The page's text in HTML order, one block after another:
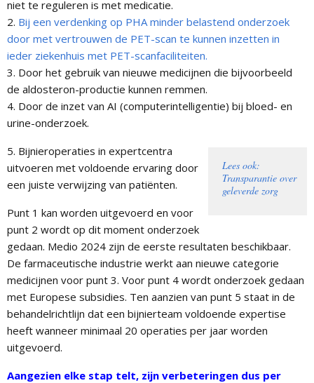
niet te reguleren is met medicatie.
2. Bij een verdenking op PHA minder belastend onderzoek
door met vertrouwen de PET-scan te kunnen inzetten in
ieder ziekenhuis met PET-scanfaciliteiten.
3. Door het gebruik van nieuwe medicijnen die bijvoorbeeld
de aldosteron-productie kunnen remmen.
4. Door de inzet van AI (computerintelligentie) bij bloed- en
urine-onderzoek.
Lees ook:
Transparantie over
geleverde zorg
5. Bijnieroperaties in expertcentra
uitvoeren met voldoende ervaring door
een juiste verwijzing van patiënten.
Punt 1 kan worden uitgevoerd en voor
punt 2 wordt op dit moment onderzoek
gedaan. Medio 2024 zijn de eerste resultaten beschikbaar.
De farmaceutische industrie werkt aan nieuwe categorie
medicijnen voor punt 3. Voor punt 4 wordt onderzoek gedaan
met Europese subsidies. Ten aanzien van punt 5 staat in de
behandelrichtlijn dat een bijnierteam voldoende expertise
heeft wanneer minimaal 20 operaties per jaar worden
uitgevoerd.
Aangezien elke stap telt, zijn verbeteringen dus per